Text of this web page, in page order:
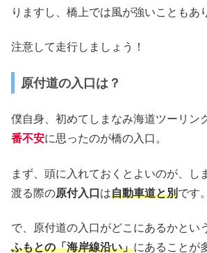
りますし、橋上では風が強いこともあ
注意して走行しましょう！
原付道の入口は？
僕自身、初めてしまなみ海道ツーリン
番不安に思ったのが橋の入口。
まず、頭に入れておくとよいのが、し
渡る際の原付入口 は自動車道と別です。
で、原付道の入口がどこにあるかとい
ふもとの「海岸線沿い」にあることが